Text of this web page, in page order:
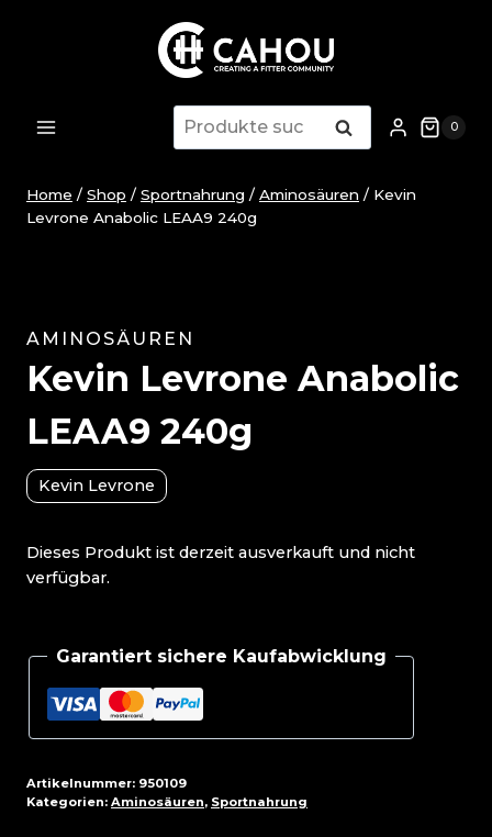
Suche
nach:
Suche 0
Home / Shop / Sportnahrung / Aminosäuren / Kevin
Levrone Anabolic LEAA9 240g
AMINOSÄUREN
Kevin Levrone Anabolic
LEAA9 240g
Kevin Levrone
Dieses Produkt ist derzeit ausverkauft und nicht
verfügbar.
Garantiert sichere Kaufabwicklung
Artikelnummer: 950109
Kategorien: Aminosäuren, Sportnahrung